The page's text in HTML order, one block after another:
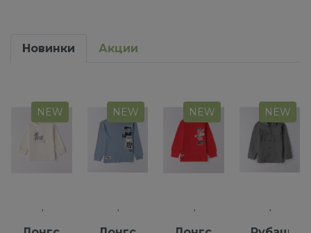
Новинки Акции
NEW NEW NEW NEW